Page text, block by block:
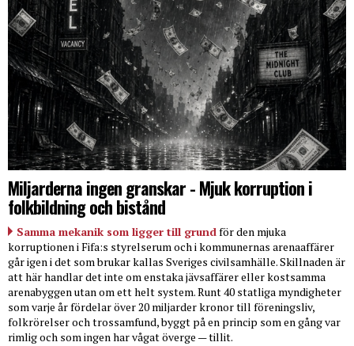
Miljarderna ingen granskar - Mjuk korruption i
folkbildning och bistånd
Samma mekanik som ligger till grundför den mjuka
korruptionen i Fifa:s styrelserum och i kommunernas arenaaffärer
går igen i det som brukar kallas Sveriges civilsamhälle. Skillnaden är
att här handlar det inte om enstaka jävsaffärer eller kostsamma
arenabyggen utan om ett helt system. Runt 40 statliga myndigheter
som varje år fördelar över 20 miljarder kronor till föreningsliv,
folkrörelser och trossamfund, byggt på en princip som en gång var
rimlig och som ingen har vågat överge — tillit.